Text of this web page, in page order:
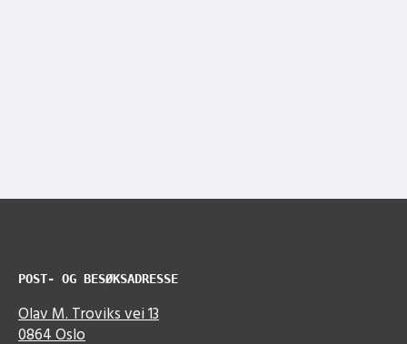
POST- OG BESØKSADRESSE
Olav M. Troviks vei 13
0864 Oslo